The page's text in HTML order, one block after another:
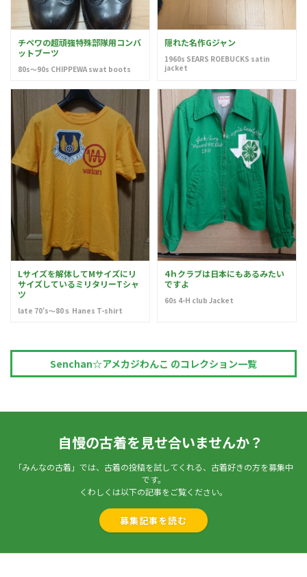
チペワの超頑強特殊部隊用コンバ
ットブーツ
80s～90s CHIPPEWA swat boots
隠れた名作Gジャン
1960s SEARS ROEBUCKS satin
jacket
Lサイズを解体してMサイズにリ
サイズしているミリタリーTシャ
ツ
late 70’s～80ｓ Hanes T-shirt
4ｈクラブは日本にもあるみたい
ですよ
60s 4-H club Jacket
Senchan☆アメカジわんこ のコレクション一覧
自慢の古着を見せ合いませんか？
「みんなの古着」では、古着の投稿を試してくれる、古着好きの方を募集中
です。
くわしくは以下の記事をご覧ください。
募集記事を読む